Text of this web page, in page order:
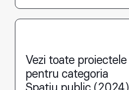
Vezi toate proiectele
pentru categoria